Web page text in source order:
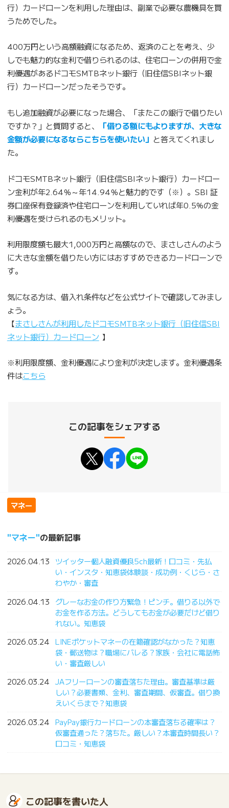
行）カードローンを利用した理由は、副業で必要な農機具を買
うためでした。
400万円という高額融資になるため、返済のことを考え、少
しでも魅力的な金利で借りられるのは、住宅ローンの併用で金
利優遇があるドコモSMTBネット銀行（旧住信SBIネット銀
行）カードローンだったそうです。
もし追加融資が必要になった場合、「またこの銀行で借りたい
ですか？」と質問すると、
「借りる額にもよりますが、大きな
金額が必要になるならこちらを使いたい」 と答えてくれまし
た。
ドコモSMTBネット銀行（旧住信SBIネット銀行）カードロー
ン金利が年2.64％～年14.94％と魅力的です（※）。SBI 証
券口座保有登録済や住宅ローンを利用していれば年0.5%の金
利優遇を受けられるのもメリット。
利用限度額も最大1,000万円と高額なので、まさしさんのよう
に大きな金額を借りたい方にはおすすめできるカードローンで
す。
気になる方は、借入れ条件などを公式サイトで確認してみまし
ょう。
【まさしさんが利用したドコモSMTBネット銀行（旧住信SBI
ネット銀行）カードローン 】
※利用限度額、金利優遇により金利が決定します。金利優遇条
件はこちら
この記事をシェアする
マネー
マネー の最新記事
2026.04.13
ツイッター個人融資優良5ch最新！口コミ・先払
い・インスタ・知恵袋体験談・成功例・くじら・さ
わやか・審査
2026.04.13
グレーなお金の作り方緊急！ピンチ。借りる以外で
お金を作る方法。どうしてもお金が必要だけど借り
れない。知恵袋
2026.03.24 LINEポケットマネーの在籍確認がなかった？知恵
袋・郵送物は？職場にバレる？家族・会社に電話怖
い・審査厳しい
2026.03.24 JAフリーローンの審査落ちた理由。審査基準は厳
しい？必要書類、金利、審査期間、仮審査。借り換
えいくらまで？知恵袋
2026.03.24 PayPay銀行カードローンの本審査落ちる確率は？
仮審査通った？落ちた。厳しい？本審査時間長い？
口コミ・知恵袋
この記事を書いた人